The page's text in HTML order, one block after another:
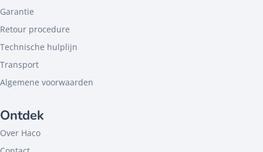
Garantie
Retour procedure
Technische hulplijn
Transport
Algemene voorwaarden
Ontdek
Over Haco